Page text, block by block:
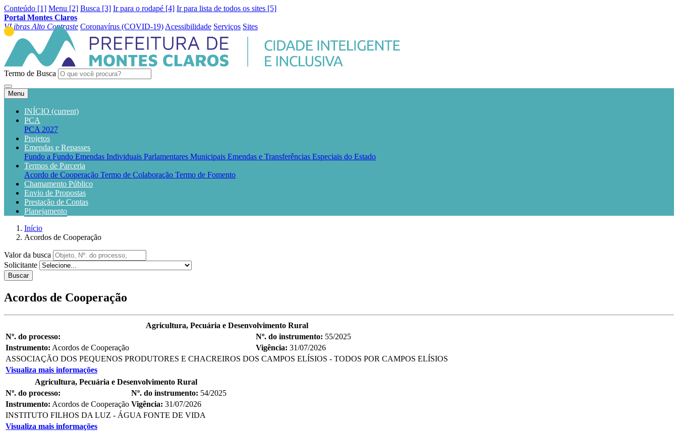
Conteúdo [1] Menu [2] Busca [3] Ir para o rodapé [4] Ir para lista de todos os sites [5]
Portal Montes Claros
VLibras Alto Contraste Coronavírus (COVID-19) Acessibilidade Serviços Sites
Termo de Busca
Menu
INÍCIO (current)
PCA
PCA 2027
Projetos
Emendas e Repasses
Fundo a Fundo Emendas Individuais Parlamentares Municipais Emendas e Transferências Especiais do Estado
Termos de Parceria
Acordo de Cooperação Termo de Colaboração Termo de Fomento
Chamamento Público
Envio de Propostas
Prestação de Contas
Planejamento
Início
Acordos de Cooperação
Valor da busca
Solicitante
Buscar
Acordos de Cooperação
Agricultura, Pecuária e Desenvolvimento Rural
Nº. do processo:
Nº. do instrumento: 55/2025
Instrumento: Acordos de Cooperação Vigência: 31/07/2026
ASSOCIAÇÃO DOS PEQUENOS PRODUTORES E CHACREIROS DOS CAMPOS ELÍSIOS - TODOS POR CAMPOS ELÍSIOS
Visualiza mais informações
Agricultura, Pecuária e Desenvolvimento Rural
Nº. do processo:
Nº. do instrumento: 54/2025
Instrumento: Acordos de Cooperação Vigência: 31/07/2026
INSTITUTO FILHOS DA LUZ - ÁGUA FONTE DE VIDA
Visualiza mais informações